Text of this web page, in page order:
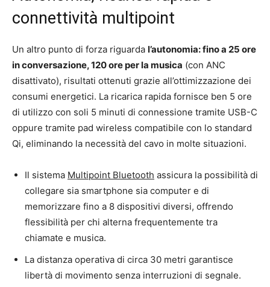
connettività multipoint
Un altro punto di forza riguarda l’autonomia: fino a 25 ore
in conversazione, 120 ore per la musica (con ANC
disattivato), risultati ottenuti grazie all’ottimizzazione dei
consumi energetici. La ricarica rapida fornisce ben 5 ore
di utilizzo con soli 5 minuti di connessione tramite USB-C
oppure tramite pad wireless compatibile con lo standard
Qi, eliminando la necessità del cavo in molte situazioni.
Il sistema Multipoint Bluetooth assicura la possibilità di
collegare sia smartphone sia computer e di
memorizzare fino a 8 dispositivi diversi, offrendo
flessibilità per chi alterna frequentemente tra
chiamate e musica.
La distanza operativa di circa 30 metri garantisce
libertà di movimento senza interruzioni di segnale.